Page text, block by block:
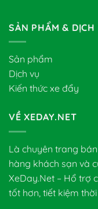
SẢN PHẨM & DỊCH
Sản phẩm
Dịch vụ
Kiến thức xe đẩy
VỀ XEDAY.NET
Là chuyên trang
hàng khách sạn và
XeDay.Net – Hổ trợ
tốt hơn, tiết kiệm